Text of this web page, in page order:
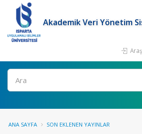
Akademik Veri Yönetim
Ara
ANA SAYFA SON EKLENEN YAYINLAR